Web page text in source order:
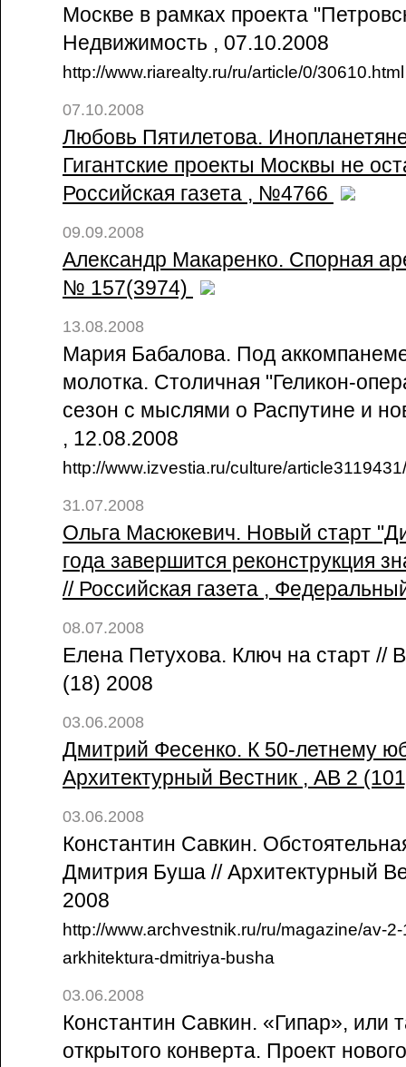
Москве в рамках проекта
Недвижимость , 07.10.2008
http://www.riarealty.ru/ru/article/0/30610.html
07.10.2008
Любовь Пятилетова.
Гигантские проекты Москвы не
Российская газета , №4766
09.09.2008
Александр Макаренко. Спорная
№ 157(3974)
13.08.2008
Мария Бабалова. Под
молотка. Столичная "Геликон-
сезон с мыслями о Распутине и
, 12.08.2008
http://www.izvestia.ru/culture/article3119431/
31.07.2008
Ольга Масюкевич. Новый старт
года завершится реконструкция
// Российская газета ,
08.07.2008
Елена Петухова. Ключ на старт //
(18) 2008
03.06.2008
Дмитрий Фесенко. К 50-летнему
Архитектурный Вестник , АВ 2
03.06.2008
Константин Савкин.
Дмитрия Буша // Архитектурный
2008
http://www.archvestnik.ru/ru/magazine/av-
arkhitektura-dmitriya-busha
03.06.2008
Константин Савкин. «Гипар», или
открытого конверта. Проект